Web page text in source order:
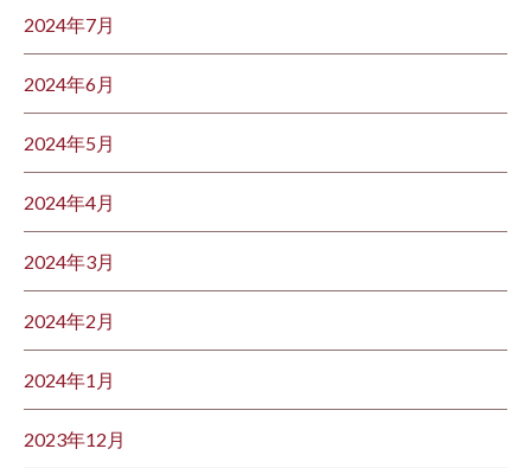
2024年7月
2024年6月
2024年5月
2024年4月
2024年3月
2024年2月
2024年1月
2023年12月